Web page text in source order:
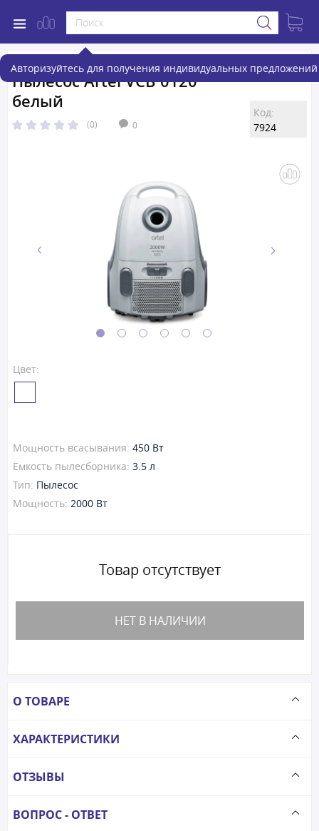
Авторизуйтесь для получения индивидуальных предложений
Пылесос Artel VCB 0120
белый
(0) 0
Код:
7924
Цвет:
Мощность всасывания: 450 Вт
Емкость пылесборника: 3.5 л
Тип: Пылесос
Мощность: 2000 Вт
Товар отсутствует
НЕТ В НАЛИЧИИ
О ТОВАРЕ
ХАРАКТЕРИСТИКИ
ОТЗЫВЫ
ВОПРОС - ОТВЕТ